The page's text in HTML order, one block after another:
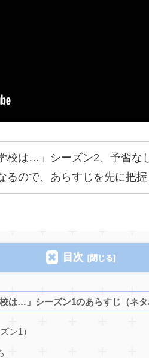
校は…」シーズン2、予習な
るので、あらすじを先に把握
目次
は…」シーズン1のあらすじ（ネタ
ン1）